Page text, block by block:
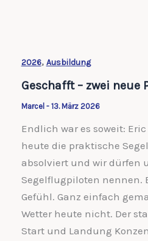
2026, Ausbildung
Geschafft – zwei neue
Marcel - 13. März 2026
Endlich war es soweit:
heute die praktische
absolviert und wir dürfen
Segelflugpiloten nennen.
Gefühl. Ganz einfach
Wetter heute nicht. Der
Start und Landung